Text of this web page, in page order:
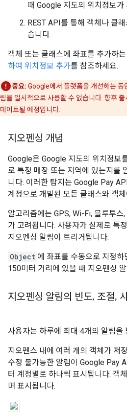
때 Google 지도의 위치정보가
REST API를 통해 객체나 클
습니다.
객체 또는 클래스에 좌표를 추가하
하여 위치정보 추가를 참조하세요.
중요: Google에서 플랫폼을 개선하는 동
림을 일시적으로 사용할 수 없습니다. 향후
데이트될 예정입니다.
지오펜싱 개념
Google은 Google 지도의 위치정보
로 특정 매장 또는 지역에 있는지를
니다. 이러한 탐지는 Google Pay
계정으로 개발된 모든 클래스와 객
알고리즘에는 GPS, Wi-Fi, 블루투스
가 고려됩니다. 사용자가 실제로 특
지오펜싱 알림이 트리거됩니다.
Object 에 좌표를 수동으로 지정하
150미터 거리에 있을 때 지오펜싱
지오펜싱 알림의 빈도, 조절,
사용자는 하루에 최대 4개의 알림을
지오펜스 내에 여러 개의 객체가 저
수정 불가능한 알림이 Google Pay
터 계정별로 하나씩 표시됩니다. 객
며 표시됩니다.